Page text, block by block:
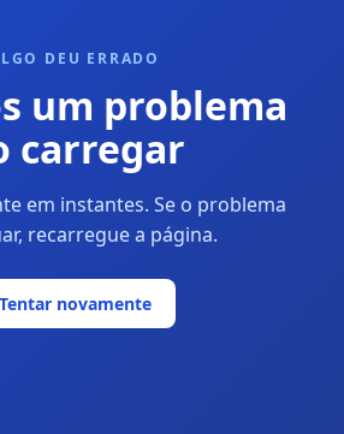
DEU ERRADO
um problema
carregar
em instantes. Se o problema
recarregue a página.
Tentar novamente